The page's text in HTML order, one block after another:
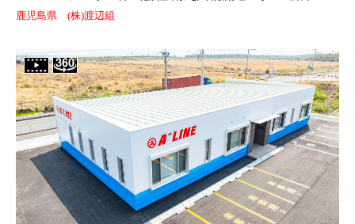
鹿児島県 (株)渡辺組